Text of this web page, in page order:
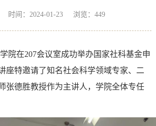
时间：2024-01-23 浏览：449
院在207会议室成功举办国家社科基金申
座特邀请了知名社会科学领域专家、二
张德胜教授作为主讲人，学院全体专任